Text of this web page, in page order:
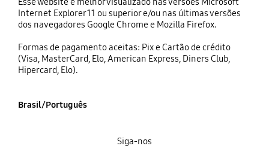
Internet Explorer 11 ou superior e/ou nas últimas versões
dos navegadores Google Chrome e Mozilla Firefox.
Formas de pagamento aceitas: Pix e Cartão de crédito
(Visa, MasterCard, Elo, American Express, Diners Club,
Hipercard, Elo).
Brasil/Português
Siga-nos